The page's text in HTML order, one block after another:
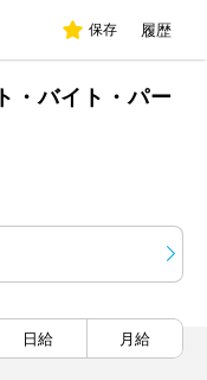
保存 履歴
・バイト・パー
日給 月給